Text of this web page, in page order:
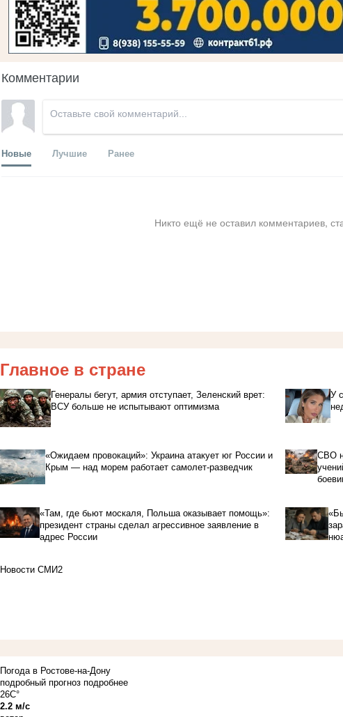
Комментарии
Новые Лучшие Ранее
Никто ещё не оставил комментариев,
Главное в стране
Генералы бегут, армия отступает, Зеленский врет:
ВСУ больше не испытывают оптимизма
У
«Ожидаем провокаций»: Украина атакует юг России и
Крым — над морем работает самолет-разведчик
СВО
«Там, где бьют москаля, Польша оказывает помощь»:
президент страны сделал агрессивное заявление в
адрес России
Новости СМИ2
Погода в Ростове-на-Дону
подробный прогноз подробнее
26C°
2.2 м/с